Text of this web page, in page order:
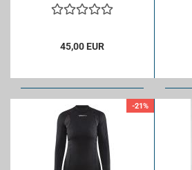
45,00 EUR
-21%